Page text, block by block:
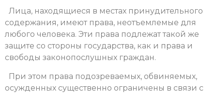
Лица, находящиеся в местах принудительного
содержания, имеют права, неотъемлемые для
любого человека. Эти права подлежат такой же
защите со стороны государства, как и права и
свободы законопослушных граждан.
При этом права подозреваемых, обвиняемых,
осужденных существенно ограничены в связи с